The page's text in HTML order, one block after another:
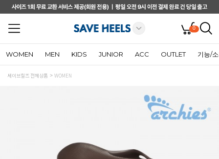
0
WOMEN MEN KIDS JUNIOR ACC OUTLET 기능/
세이브힐즈 전체상품 WOMEN